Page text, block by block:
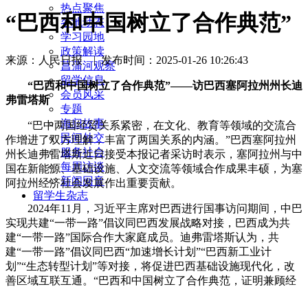
热点聚焦
各地动态
学习园地
政策解读
菖蒲河观察
留学信息
会员风采
专题
海归故事
民间外交
服务社会
每周访谈
新闻回音
留学生杂志
“巴西和中国树立了合作典范”
来源：人民日报 |发布时间：2025-01-26 10:26:43
“巴西和中国树立了合作典范”——访巴西塞阿拉州州长迪
弗雷塔斯
“巴中两国经贸关系紧密，在文化、教育等领域的交流合
作增进了双方理解，丰富了两国关系的内涵。”巴西塞阿拉州
州长迪弗雷塔斯近日接受本报记者采访时表示，塞阿拉州与中
国在新能源、基础设施、人文交流等领域合作成果丰硕，为塞
阿拉州经济社会发展作出重要贡献。
2024年11月，习近平主席对巴西进行国事访问期间，中巴
实现共建“一带一路”倡议同巴西发展战略对接，巴西成为共
建“一带一路”国际合作大家庭成员。迪弗雷塔斯认为，共
建“一带一路”倡议同巴西“加速增长计划”“巴西新工业计
划”“生态转型计划”等对接，将促进巴西基础设施现代化，改
善区域互联互通。“巴西和中国树立了合作典范，证明兼顾经